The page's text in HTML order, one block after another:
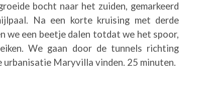
bocht naar het zuiden, gemarkeerd
Na een korte kruising met derde
we een beetje dalen totdat we het spoor,
We gaan door de tunnels richting
urbanisatie Maryvilla vinden. 25 minuten.